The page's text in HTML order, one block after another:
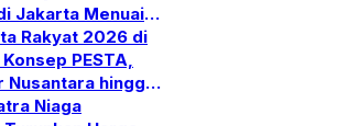
Jakarta Menuai
Rakyat 2026 di
PESTA,
Nusantara hingga
Api
Niaga